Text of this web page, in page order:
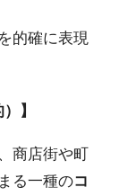
的確に表現
】
商店街や町
る一種のコ